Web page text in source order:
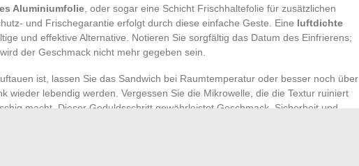
Aluminiumfolie , oder sogar eine Schicht Frischhaltefolie für zusätzlichen
und Frischegarantie erfolgt durch diese einfache Geste. Eine luftdichte
und effektive Alternative. Notieren Sie sorgfältig das Datum des Einfrierens;
der Geschmack nicht mehr gegeben sein.
ist, lassen Sie das Sandwich bei Raumtemperatur oder besser noch über
wieder lebendig werden. Vergessen Sie die Mikrowelle, die die Textur ruiniert
macht. Dieser Geduldsschritt gewährleistet Geschmack, Sicherheit und